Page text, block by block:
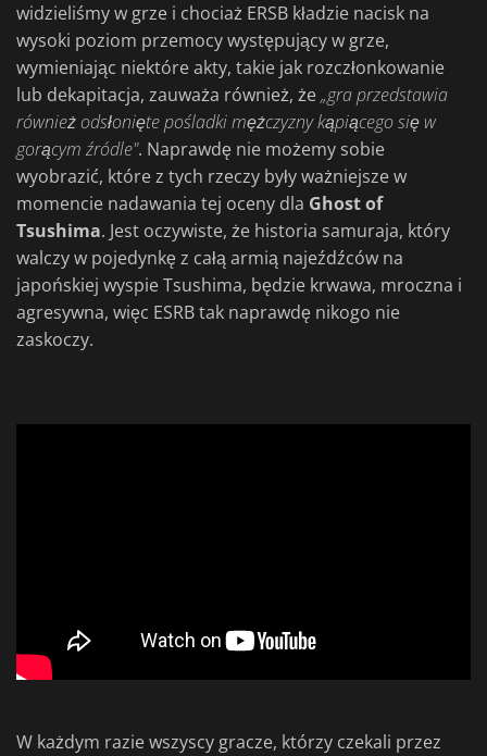
widzieliśmy w grze i chociaż ERSB kładzie nacisk na
wysoki poziom przemocy występujący w grze,
wymieniając niektóre akty, takie jak rozczłonkowanie
lub dekapitacja, zauważa również, że„gra przedstawia
również odsłonięte pośladki mężczyzny kąpiącego się w
gorącym źródle". Naprawdę nie możemy sobie
wyobrazić, które z tych rzeczy były ważniejsze w
momencie nadawania tej oceny dla Ghost of
Tsushima. Jest oczywiste, że historia samuraja, który
walczy w pojedynkę z całą armią najeźdźców na
japońskiej wyspie Tsushima, będzie krwawa, mroczna i
agresywna, więc ESRB tak naprawdę nikogo nie
zaskoczy.
W każdym razie wszyscy gracze, którzy czekali przez